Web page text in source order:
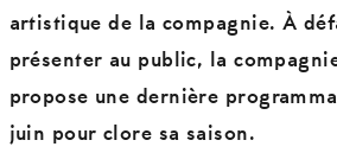
artistique de la compagnie. À
présenter au public, la
propose une dernière
juin pour clore sa saison.